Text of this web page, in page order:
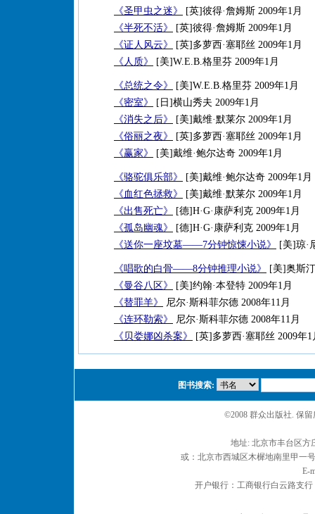
《圣甲虫之迷》
[英]彼得·詹姆斯 2009年1月
《半死不活》
[英]彼得·詹姆斯 2009年1月
《证人风云》
[英]多萝西·塞耶丝 2009年1月
《人质》
[美]W.E.B.格里芬 2009年1月
《总统之令》
[美]W.E.B.格里芬 2009年1月
《密室》
[日]横山秀夫 2009年1月
《消失之后》
[美]戴维·默莱尔 2009年1月
《俗丽之夜》
[英]多萝西·塞耶丝 2009年1月
《赢家》
[美]戴维·鲍尔达奇 2009年1月
《骆驼俱乐部》
[美]戴维·鲍尔达奇 2009年1月
《血红色拯救》
[美]戴维·默莱尔 2009年1月
《出售死亡》
[德]H·G·康萨利克 2009年1月
《孤岛幽魂》
[德]H·G·康萨利克 2009年1月
《送你一座坟墓——7分钟惊悚小说》
[美]琼·
《唱歌的白骨——8分钟推理小说》
[美]奥斯
《曼谷八区》
[美]约翰·本登特 2009年1月
《替罪羊》
尼尔·斯科菲尔德 2008年11月
《连环勒索》
尼尔·斯科菲尔德 2008年11月
《贝娄娜凶杀案》
[英]多萝西·塞耶丝 2009年1
图书搜索:
©2008 群众出版社. 保
地址: 北京市丰台区
或：北京市西城区木樨地南里甲一
E-
开户银行：工商银行白云路支